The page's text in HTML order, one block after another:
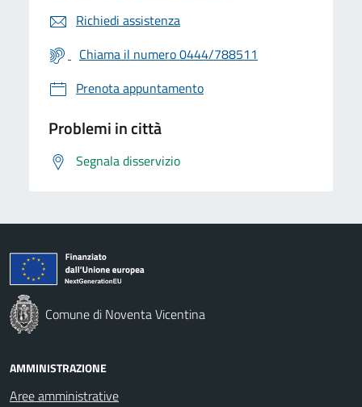
Richiedi assistenza
Chiama il numero 0444/788511
Prenota appuntamento
Problemi in città
Segnala disservizio
Comune di Noventa Vicentina
AMMINISTRAZIONE
Aree amministrative